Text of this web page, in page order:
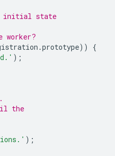
initial state
.prototype))
{
);
the
);